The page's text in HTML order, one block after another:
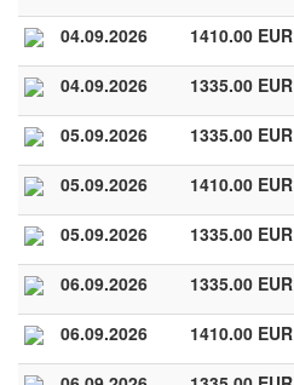
04.09.2026 1410.00 EUR
04.09.2026 1335.00 EUR
05.09.2026 1335.00 EUR
05.09.2026 1410.00 EUR
05.09.2026 1335.00 EUR
06.09.2026 1335.00 EUR
06.09.2026 1410.00 EUR